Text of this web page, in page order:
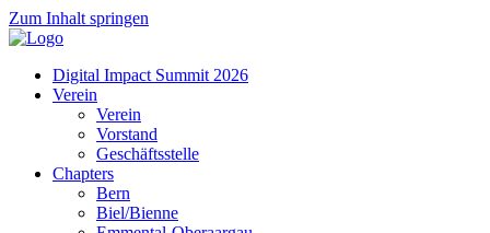
Zum Inhalt springen
Digital Impact Summit 2026
Verein
Verein
Vorstand
Geschäftsstelle
Chapters
Bern
Biel/Bienne